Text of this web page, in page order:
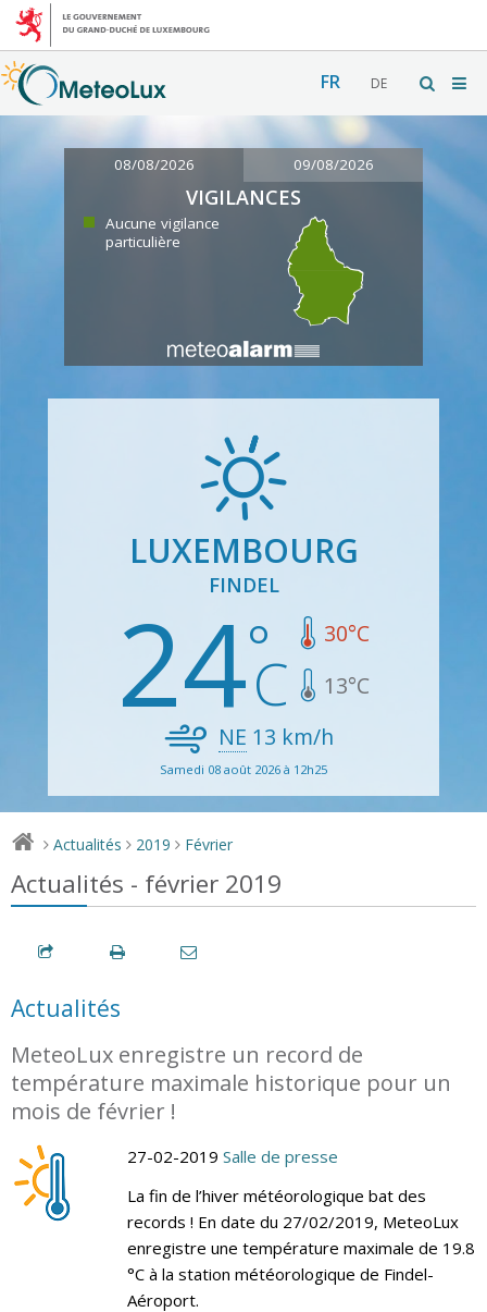
FR DE
08/08/2026 09/08/2026
VIGILANCES
Aucune vigilance
particulière
LUXEMBOURG
FINDEL
24 30°C
13°C
NE 13 km/h
Samedi 08 août 2026 à 12h25
> Actualités > 2019 > Février
Actualités - février 2019
Actualités
MeteoLux enregistre un record de
température maximale historique pour un
mois de février !
27-02-2019 Salle de presse
La fin de l’hiver météorologique bat des
records ! En date du 27/02/2019, MeteoLux
enregistre une température maximale de 19.8
°C à la station météorologique de Findel-
Aéroport.